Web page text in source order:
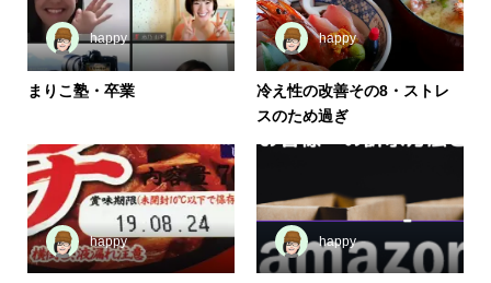
happy
まりこ塾・卒業
happy
冷え性の改善その8・ストレ
スのため過ぎ
happy happy